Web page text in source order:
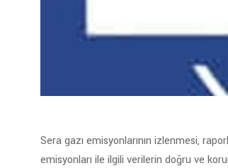
Sera gazı emisyonlarının izlenmesi,
emisyonları ile ilgili verilerin doğru ve